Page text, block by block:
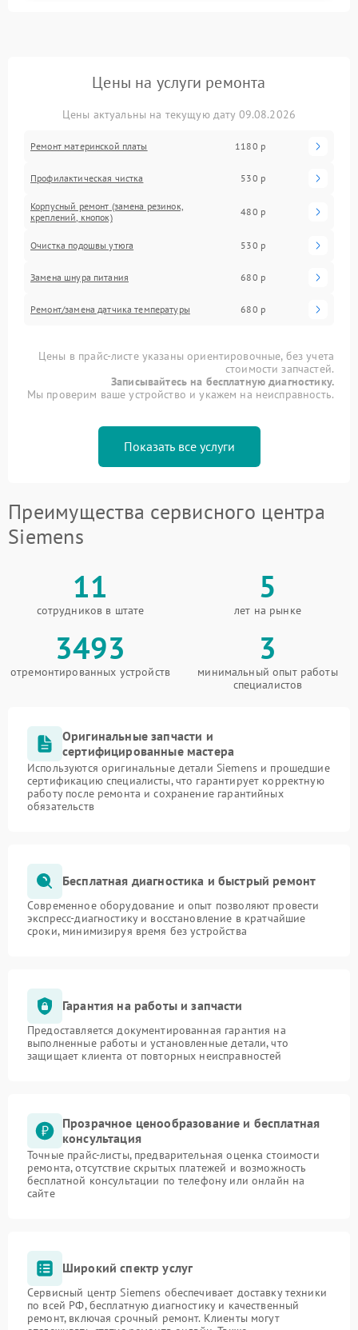
Цены на услуги ремонта
Цены актуальны на текущую дату 09.08.2026
Ремонт материнской платы 1180 р
Профилактическая чистка 530 р
Корпусный ремонт (замена резинок,
креплений, кнопок)
480 р
Очистка подошвы утюга 530 р
Замена шнура питания 680 р
Ремонт/замена датчика температуры 680 р
Цены в прайс-листе указаны ориентировочные, без учета
стоимости запчастей.
Записывайтесь на бесплатную диагностику.
Мы проверим ваше устройство и укажем на неисправность.
Показать все услуги
Преимущества сервисного центра
Siemens
11
сотрудников в штате
5
лет на рынке
3493
отремонтированных устройств
3
минимальный опыт работы
специалистов
Оригинальные запчасти и
сертифицированные мастера
Используются оригинальные детали Siemens и прошедшие
сертификацию специалисты, что гарантирует корректную
работу после ремонта и сохранение гарантийных
обязательств
Бесплатная диагностика и быстрый ремонт
Современное оборудование и опыт позволяют провести
экспресс-диагностику и восстановление в кратчайшие
сроки, минимизируя время без устройства
Гарантия на работы и запчасти
Предоставляется документированная гарантия на
выполненные работы и установленные детали, что
защищает клиента от повторных неисправностей
Прозрачное ценообразование и бесплатная
консультация
Точные прайс-листы, предварительная оценка стоимости
ремонта, отсутствие скрытых платежей и возможность
бесплатной консультации по телефону или онлайн на
сайте
Широкий спектр услуг
Сервисный центр Siemens обеспечивает доставку техники
по всей РФ, бесплатную диагностику и качественный
ремонт, включая срочный ремонт. Клиенты могут